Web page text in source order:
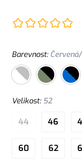
Barevnost:
Velikost: 52
44 46
60 62